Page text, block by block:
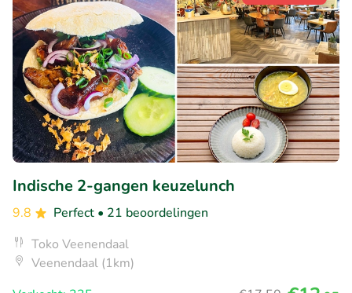
Indische 2-gangen keuzelunch
9.8 Perfect • 21 beoordelingen
Toko Veenendaal
Veenendaal (1km)